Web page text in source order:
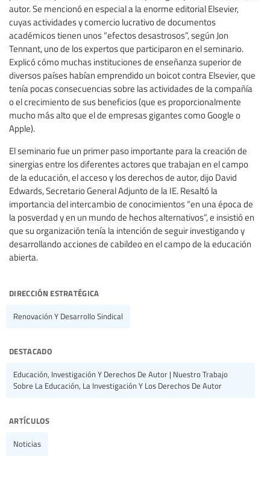
autor. Se mencionó en especial a la enorme editorial Elsevier,
cuyas actividades y comercio lucrativo de documentos
académicos tienen unos “efectos desastrosos”, según Jon
Tennant, uno de los expertos que participaron en el seminario.
Explicó cómo muchas instituciones de enseñanza superior de
diversos países habían emprendido un boicot contra Elsevier, que
tenía pocas consecuencias sobre las actividades de la compañía
o el crecimiento de sus beneficios (que es proporcionalmente
mucho más alto que el de empresas gigantes como Google o
Apple).
El seminario fue un primer paso importante para la creación de
sinergias entre los diferentes actores que trabajan en el campo
de la educación, el acceso y los derechos de autor, dijo David
Edwards, Secretario General Adjunto de la IE. Resaltó la
importancia del intercambio de conocimientos “en una época de
la posverdad y en un mundo de hechos alternativos”, e insistió en
que su organización tenía la intención de seguir investigando y
desarrollando acciones de cabildeo en el campo de la educación
abierta.
dirección estratégica
Renovación Y Desarrollo Sindical
destacado
Educación, Investigación Y Derechos De Autor | Nuestro Trabajo
Sobre La Educación, La Investigación Y Los Derechos De Autor
artículos
Noticias